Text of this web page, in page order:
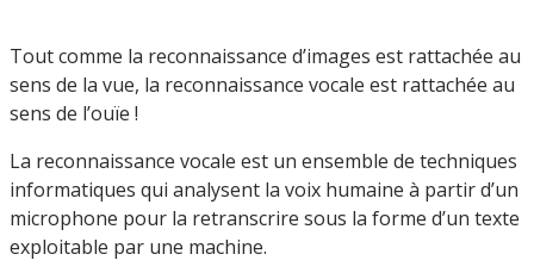
Tout comme la reconnaissance d’images est rattachée au
sens de la vue, la reconnaissance vocale est rattachée au
sens de l’ouïe !
La reconnaissance vocale est un ensemble de techniques
informatiques qui analysent la voix humaine à partir d’un
microphone pour la retranscrire sous la forme d’un texte
exploitable par une machine.